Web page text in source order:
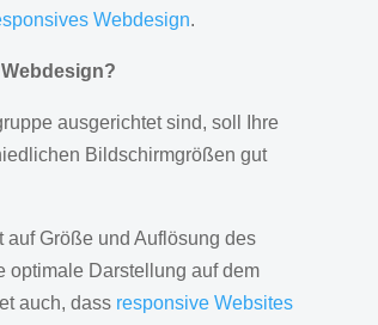
Webdesign.
ausgerichtet sind, soll Ihre
Bildschirmgrößen gut
auf Größe und Auflösung des
optimale Darstellung auf dem
auch, dass responsive Websites